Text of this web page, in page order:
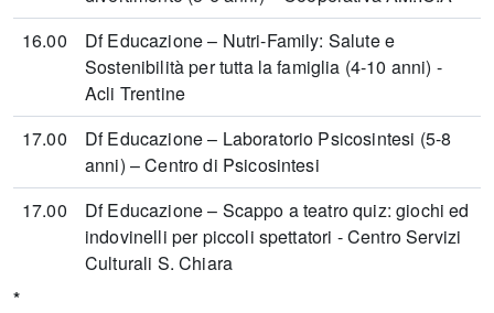
16.00
Df Educazione – Nutri-Family: Salute e
Sostenibilità per tutta la famiglia (4-10 anni) -
Acli Trentine
17.00
Df Educazione – Laboratorio Psicosintesi (5-8
anni) – Centro di Psicosintesi
17.00
Df Educazione – Scappo a teatro quiz: giochi ed
indovinelli per piccoli spettatori - Centro Servizi
Culturali S. Chiara
*